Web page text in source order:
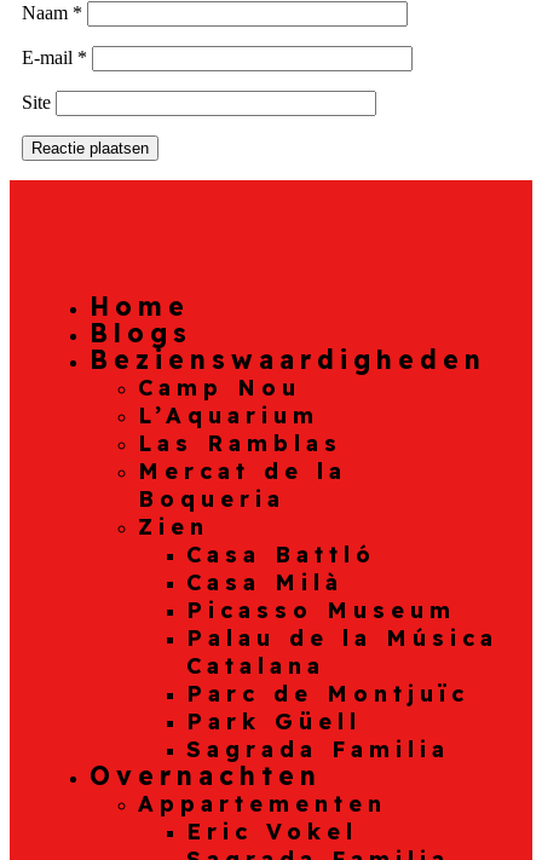
Naam *
E-mail *
Site
Home
Blogs
Bezienswaardigheden
Camp Nou
L’Aquarium
Las Ramblas
Mercat de la
Boqueria
Zien
Casa Battló
Casa Milà
Picasso Museum
Palau de la Música
Catalana
Parc de Montjuïc
Park Güell
Sagrada Familia
Overnachten
Appartementen
Eric Vokel